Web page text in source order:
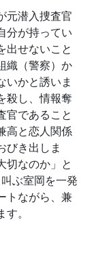
元潜入捜査官
分が持ってい
出せないこと
織（警察）か
いかと誘いま
殺し、情報奪
官であること
高と恋人関係
びき出しま
切なのか」と
ぶ室岡を一発
トながら、兼
。